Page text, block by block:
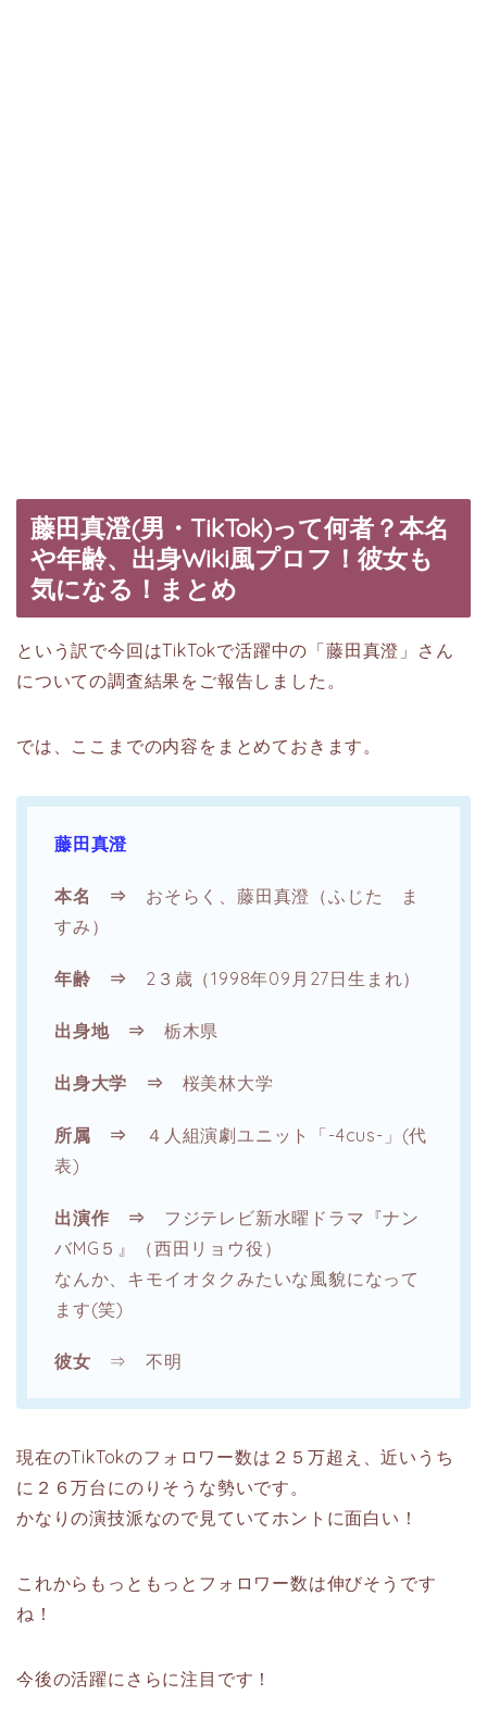
藤田真澄(男・TikTok)って何者？本名
や年齢、出身Wiki風プロフ！彼女も
気になる！まとめ
という訳で今回はTikTokで活躍中の「藤田真澄」さん
についての調査結果をご報告しました。
では、ここまでの内容をまとめておきます。
藤田真澄
本名 ⇒ おそらく、藤田真澄（ふじた ま
すみ）
年齢 ⇒ 2３歳（1998年09月27日生まれ）
出身地 ⇒ 栃木県
出身大学 ⇒ 桜美林大学
所属 ⇒
４人組演劇ユニット「-4cus-」(代
表)
出演作 ⇒ フジテレビ新水曜ドラマ『ナン
バMG５』（西田リョウ役）
なんか、キモイオタクみたいな風貌になって
ます(笑)
彼女 ⇒ 不明
現在のTikTokのフォロワー数は２５万超え、近いうち
に２６万台にのりそうな勢いです。
かなりの演技派なので見ていてホントに面白い！
これからもっともっとフォロワー数は伸びそうです
ね！
今後の活躍にさらに注目です！